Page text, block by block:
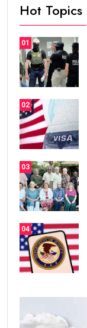
Hot Topics
01
02
03
04